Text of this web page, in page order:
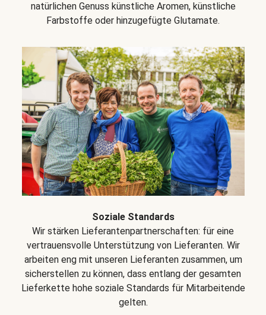
natürlichen Genuss künstliche Aromen, künstliche
Farbstoffe oder hinzugefügte Glutamate.
Soziale Standards
Wir stärken Lieferantenpartnerschaften: für eine
vertrauensvolle Unterstützung von Lieferanten. Wir
arbeiten eng mit unseren Lieferanten zusammen, um
sicherstellen zu können, dass entlang der gesamten
Lieferkette hohe soziale Standards für Mitarbeitende
gelten.